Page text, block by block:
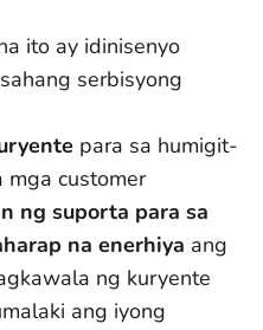
ito ay idinisenyo
serbisyong
para sa humigit-
customer
ng suporta para sa
na enerhiya ang
ng kuryente
ang iyong